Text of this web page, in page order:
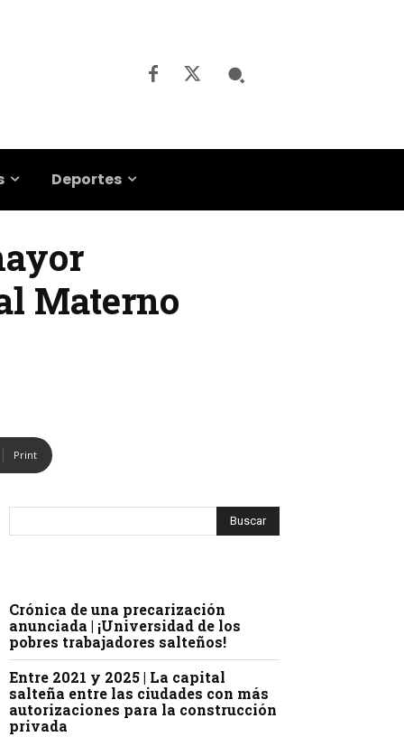
Deportes
Materno
Print
Crónica de una precarización
anunciada | ¡Universidad de los
pobres trabajadores salteños!
Entre 2021 y 2025 | La capital
salteña entre las ciudades con más
autorizaciones para la construcción
privada